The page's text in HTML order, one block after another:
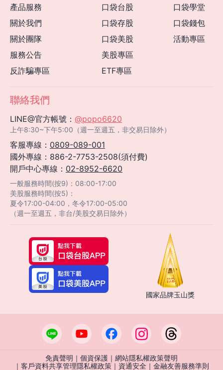
客服中心智能客服
產品服務
關於我們
關於團隊
服務公告
反詐騙專區
口袋台股
口袋存股
口袋美股
美股專區
ETF專區
口袋學堂
口袋錢包
活動專區
聯絡我們
LINE@官方帳號： @popo6620
上午8:30~下午5:00（週一至週五，非交易日除外）
客服專線： 0809-089-001
國外專線：886-2-7753-2508(須付費)
開戶中心專線： 02-8952-6620
一般服務時間(按9)：08:00-17:00
美股服務時間(按5)：
夏令17:00-04:00，冬令17:00-05:00
（週一至週五，非台/美股交易日除外）
國家品牌玉山獎
免責聲明 ｜ 個資保護 ｜ 網站隱私權政策聲明
｜ 客戶資料共享管理隱私權政策 ｜ 資通安全 ｜ 金融友善服務準則